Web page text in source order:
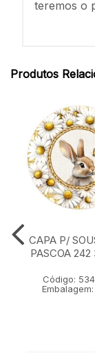
teremos o
Produtos
CAPA P/
PASCOA
Código:
Embalagem: